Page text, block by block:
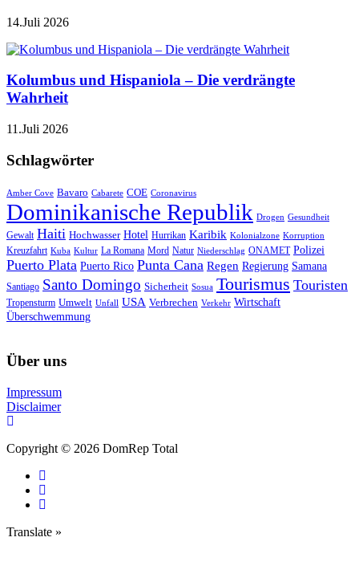
14.Juli 2026
Kolumbus und Hispaniola – Die verdrängte
Wahrheit
11.Juli 2026
Schlagwörter
Amber Cove Bavaro Cabarete COE Coronavirus
Dominikanische Republik Drogen Gesundheit
Gewalt Haiti Hochwasser Hotel Hurrikan Karibik Kolonialzone Korruption
Kreuzfahrt Kuba Kultur La Romana Mord Natur Niederschlag ONAMET Polizei
Puerto Plata Puerto Rico Punta Cana Regen Regierung Samana
Santiago Santo Domingo Sicherheit Sosua Tourismus Touristen
Tropensturm Umwelt Unfall USA Verbrechen Verkehr Wirtschaft
Überschwemmung
Über uns
Impressum
Disclaimer
Copyright © 2026 DomRep Total
Translate »